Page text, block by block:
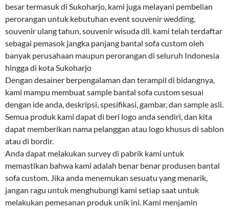
besar termasuk di Sukoharjo, kami juga melayani pembelian
perorangan untuk kebutuhan event souvenir wedding,
souvenir ulang tahun, souvenir wisuda dll. kami telah terdaftar
sebagai pemasok jangka panjang bantal sofa custom oleh
banyak perusahaan maupun perorangan di seluruh Indonesia
hingga di kota Sukoharjo
Dengan desainer berpengalaman dan terampil di bidangnya,
kami mampu membuat sample bantal sofa custom sesuai
dengan ide anda, deskripsi, spesifikasi, gambar, dan sample asli.
Semua produk kami dapat di beri logo anda sendiri, dan kita
dapat memberikan nama pelanggan atau logo khusus di sablon
atau di bordir.
Anda dapat melakukan survey di pabrik kami untuk
memastikan bahwa kami adalah benar benar produsen bantal
sofa custom. Jika anda menemukan sesuatu yang menarik,
jangan ragu untuk menghubungi kami setiap saat untuk
melakukan pemesanan produk unik ini. Kami menjamin